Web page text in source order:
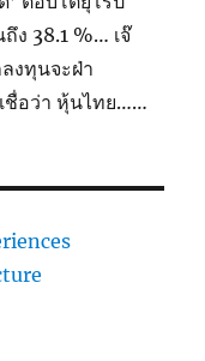
ง 38.1 %… เจ๊
งทุนจะฝ่า
ชื่อว่า หุ้นไทย……